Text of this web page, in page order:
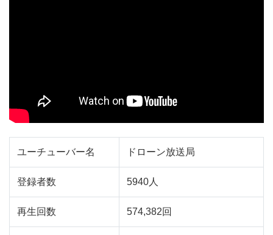
ユーチューバー名 ドローン放送局
登録者数 5940人
再生回数 574,382回